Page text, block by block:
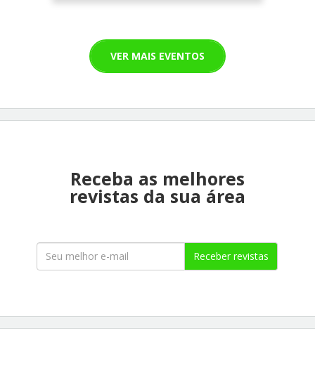
VER MAIS EVENTOS
Receba as melhores
revistas da sua área
Receber revistas